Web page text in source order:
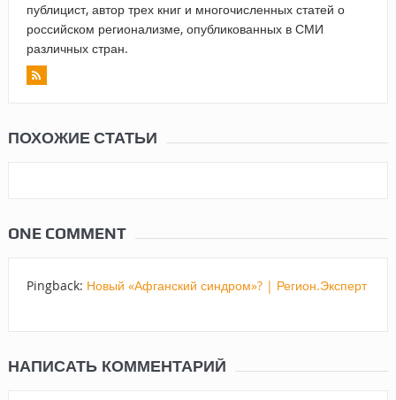
публицист, автор трех книг и многочисленных статей о
российском регионализме, опубликованных в СМИ
различных стран.
ПОХОЖИЕ СТАТЬИ
ONE COMMENT
Pingback: Новый «Афганский синдром»? | Регион.Эксперт
НАПИСАТЬ КОММЕНТАРИЙ